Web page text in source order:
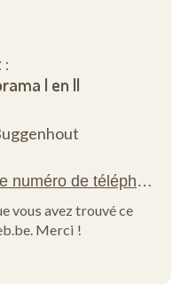
:
I en II
vous avez trouvé ce
Merci !